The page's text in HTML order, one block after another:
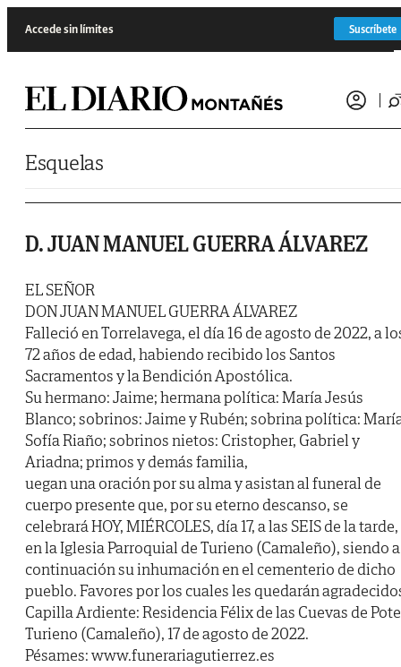
Accede sin límites Suscríbete
Esquelas
D. JUAN MANUEL GUERRA ÁLVAREZ
EL SEÑOR
DON JUAN MANUEL GUERRA ÁLVAREZ
Falleció en Torrelavega, el día 16 de agosto de 2022, a
72 años de edad, habiendo recibido los Santos
Sacramentos y la Bendición Apostólica.
Su hermano: Jaime; hermana política: María Jesús
Blanco; sobrinos: Jaime y Rubén; sobrina política:
Sofía Riaño; sobrinos nietos: Cristopher, Gabriel y
Ariadna; primos y demás familia,
uegan una oración por su alma y asistan al funeral de
cuerpo presente que, por su eterno descanso, se
celebrará HOY, MIÉRCOLES, día 17, a las SEIS de la tarde,
en la Iglesia Parroquial de Turieno (Camaleño), siendo a
continuación su inhumación en el cementerio de dicho
pueblo. Favores por los cuales les quedarán
Capilla Ardiente: Residencia Félix de las Cuevas de
Turieno (Camaleño), 17 de agosto de 2022.
Pésames: www.funerariagutierrez.es